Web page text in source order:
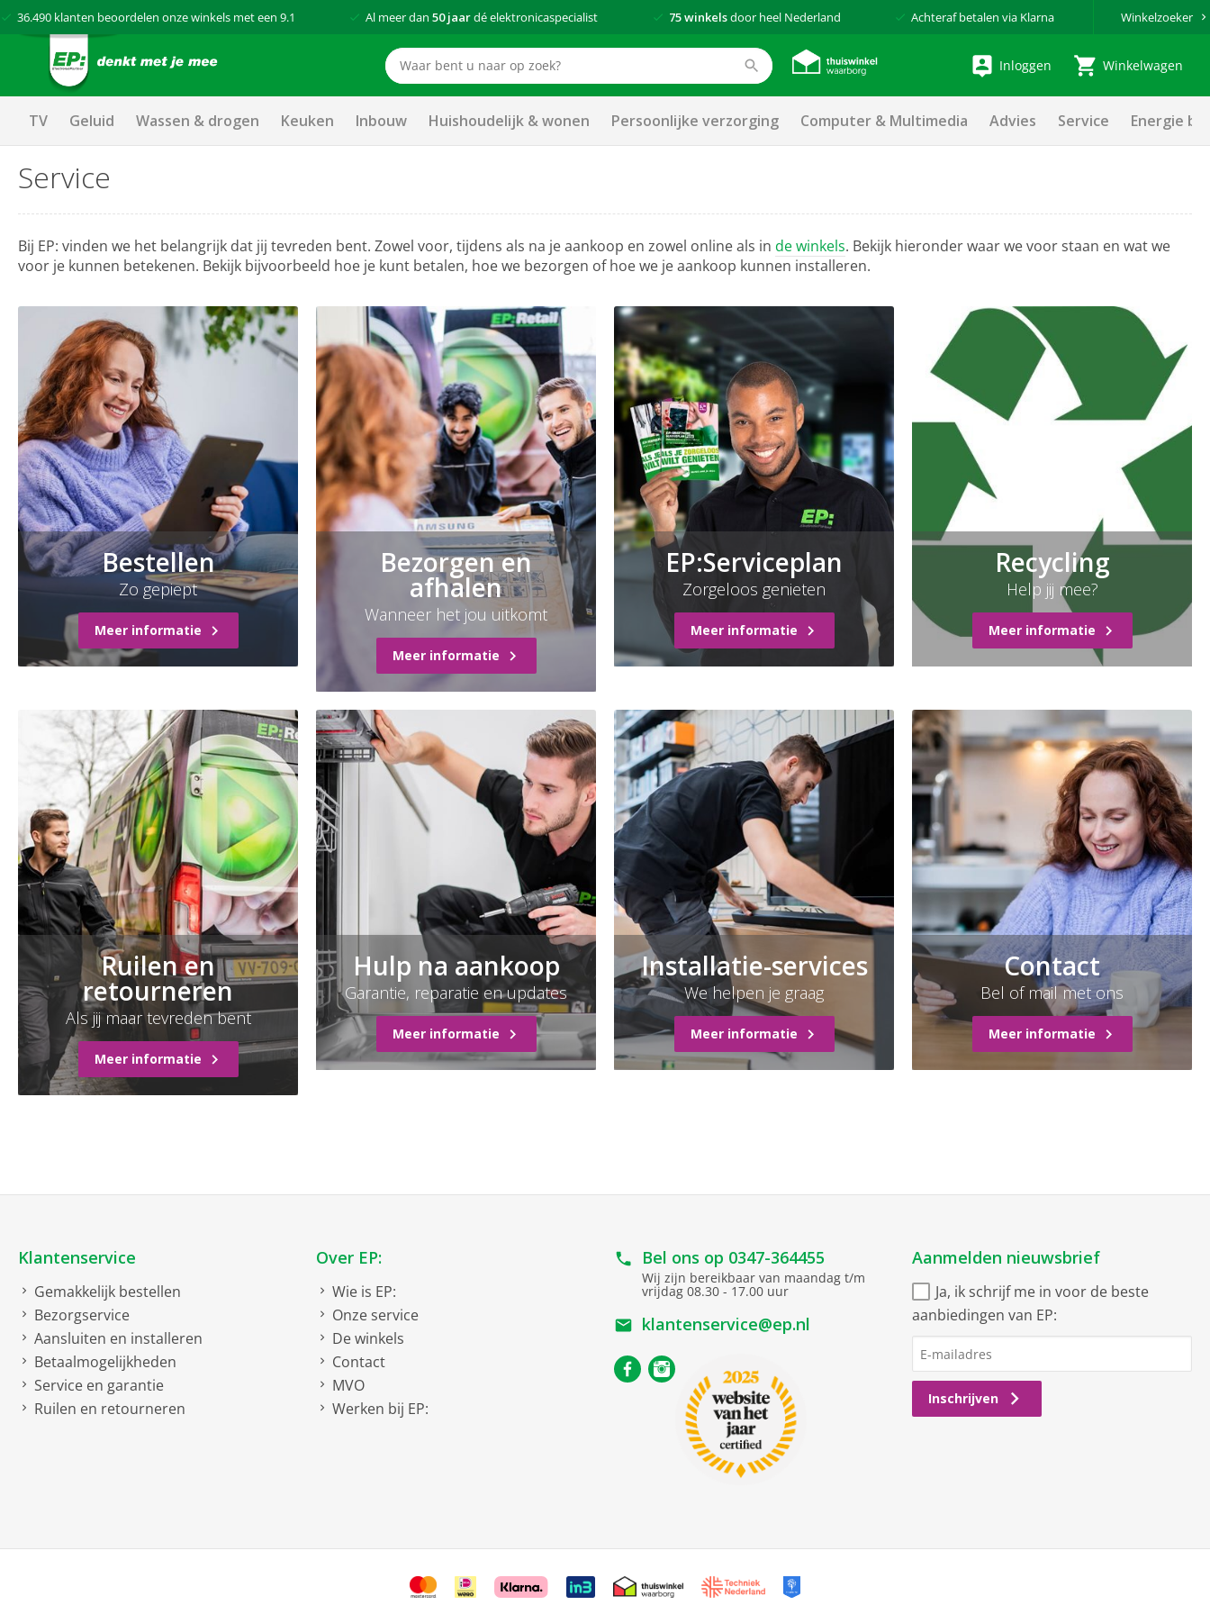
36.490 klanten beoordelen onze winkels met een 9.1 Al meer dan50 jaardé elektronicaspecialist 75 winkelsdoor heel Nederland Achteraf betalen via Klarna Winkelzoeker
Inloggen Winkelwagen
TV Geluid Wassen & drogen Keuken Inbouw Huishoudelijk & wonen Persoonlijke verzorging Computer & Multimedia Advies Service Energie
Service
Bij EP: vinden we het belangrijk dat jij tevreden bent. Zowel voor, tijdens als na je aankoop en zowel online als in de winkels. Bekijk hieronder waar we voor staan en wat we
voor je kunnen betekenen. Bekijk bijvoorbeeld hoe je kunt betalen, hoe we bezorgen of hoe we je aankoop kunnen installeren.
Bestellen
Zo gepiept
Meer informatie
Bezorgen en
afhalen
Wanneer het jou uitkomt
Meer informatie
EP:Serviceplan
Zorgeloos genieten
Meer informatie
Recycling
Help jij mee?
Meer informatie
Ruilen en
retourneren
Als jij maar tevreden bent
Meer informatie
Hulp na aankoop
Garantie, reparatie en updates
Meer informatie
Installatie-services
We helpen je graag
Meer informatie
Contact
Bel of mail met ons
Meer informatie
Klantenservice
Gemakkelijk bestellen
Bezorgservice
Aansluiten en installeren
Betaalmogelijkheden
Service en garantie
Ruilen en retourneren
Over EP:
Wie is EP:
Onze service
De winkels
Contact
MVO
Werken bij EP:
Bel ons op 0347-364455
Wij zijn bereikbaar van maandag t/m
vrijdag 08.30 - 17.00 uur
klantenservice@ep.nl
Aanmelden nieuwsbrief
Ja, ik schrijf me in voor de beste
aanbiedingen van EP:
Inschrijven